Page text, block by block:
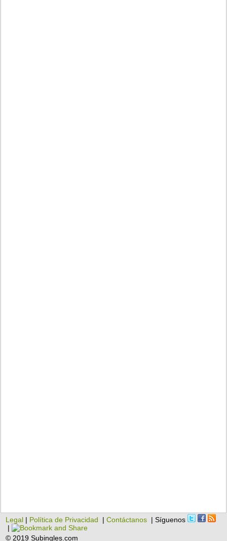
Legal | Política de Privacidad |Contáctanos | Síguenos
|
© 2019 Subingles.com